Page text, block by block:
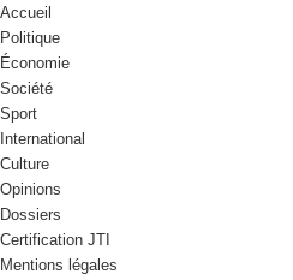
Accueil
Politique
Économie
Société
Sport
International
Culture
Opinions
Dossiers
Certification JTI
Mentions légales